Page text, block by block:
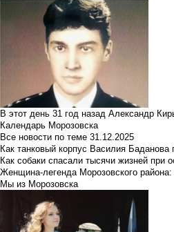
В этот день 31 год назад Александр
Календарь Морозовска
Все новости по теме 31.12.2025
Как танковый корпус Василия
Как собаки спасали тысячи жизней
Женщина-легенда Морозовского
Мы из Морозовска